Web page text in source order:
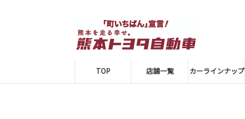
TOP 店舗一覧 カーラインナップ